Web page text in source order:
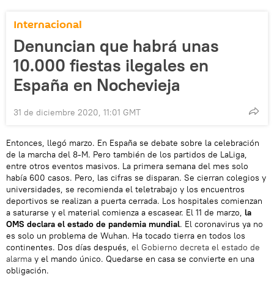
Internacional
Denuncian que habrá unas
10.000 fiestas ilegales en
España en Nochevieja
31 de diciembre 2020, 11:01 GMT
Entonces, llegó marzo. En España se debate sobre la celebración
de la marcha del 8-M. Pero también de los partidos de LaLiga,
entre otros eventos masivos. La primera semana del mes solo
había 600 casos. Pero, las cifras se disparan. Se cierran colegios y
universidades, se recomienda el teletrabajo y los encuentros
deportivos se realizan a puerta cerrada. Los hospitales comienzan
a saturarse y el material comienza a escasear. El 11 de marzo, la
OMS declara el estado de pandemia mundial. El coronavirus ya no
es solo un problema de Wuhan. Ha tocado tierra en todos los
continentes. Dos días después, el Gobierno decreta el estado de
alarma y el mando único. Quedarse en casa se convierte en una
obligación.